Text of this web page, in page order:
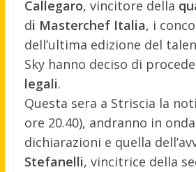
Callegaro, vincitore della
di Masterchef Italia, i
dell’ultima edizione del
Sky hanno deciso di
legali.
Questa sera a Striscia la
ore 20.40), andranno in
dichiarazioni e quella
Stefanelli, vincitrice della